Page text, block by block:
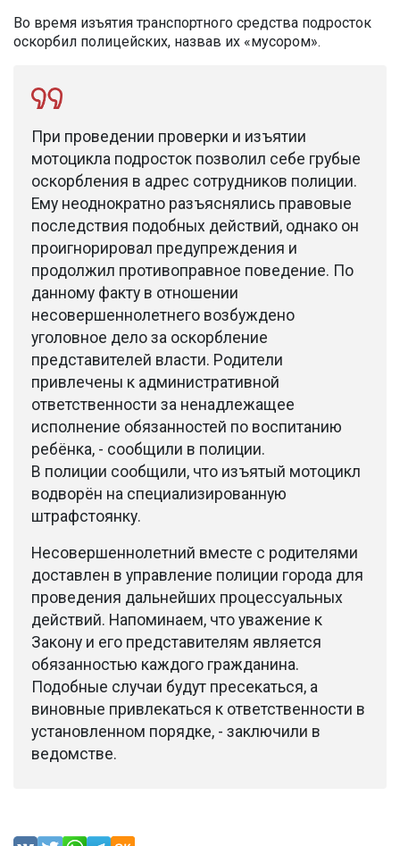
Во время изъятия транспортного средства подросток
оскорбил полицейских, назвав их «мусором».
При проведении проверки и изъятии
мотоцикла подросток позволил себе грубые
оскорбления в адрес сотрудников полиции.
Ему неоднократно разъяснялись правовые
последствия подобных действий, однако он
проигнорировал предупреждения и
продолжил противоправное поведение. По
данному факту в отношении
несовершеннолетнего возбуждено
уголовное дело за оскорбление
представителей власти. Родители
привлечены к административной
ответственности за ненадлежащее
исполнение обязанностей по воспитанию
ребёнка, - сообщили в полиции.
В полиции сообщили, что изъятый мотоцикл
водворён на специализированную
штрафстоянку.
Несовершеннолетний вместе с родителями
доставлен в управление полиции города для
проведения дальнейших процессуальных
действий. Напоминаем, что уважение к
Закону и его представителям является
обязанностью каждого гражданина.
Подобные случаи будут пресекаться, а
виновные привлекаться к ответственности в
установленном порядке, - заключили в
ведомстве.